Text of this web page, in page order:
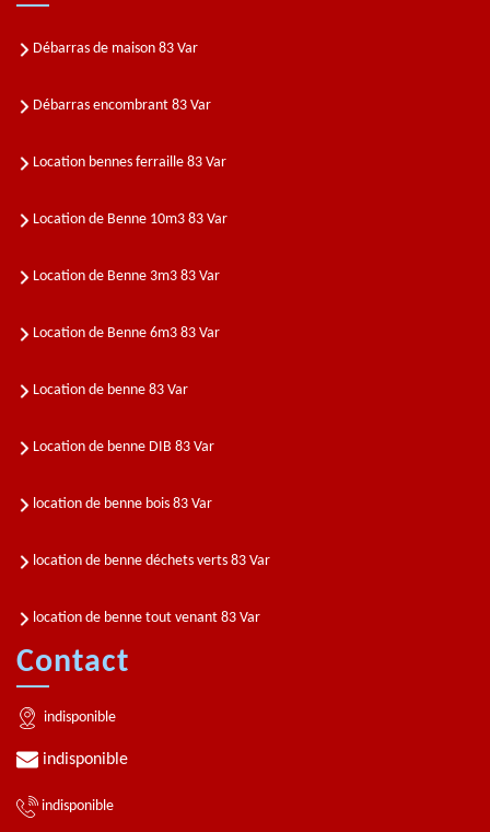
Débarras de maison 83 Var
Débarras encombrant 83 Var
Location bennes ferraille 83 Var
Location de Benne 10m3 83 Var
Location de Benne 3m3 83 Var
Location de Benne 6m3 83 Var
Location de benne 83 Var
Location de benne DIB 83 Var
location de benne bois 83 Var
location de benne déchets verts 83 Var
location de benne tout venant 83 Var
Contact
indisponible
indisponible
indisponible